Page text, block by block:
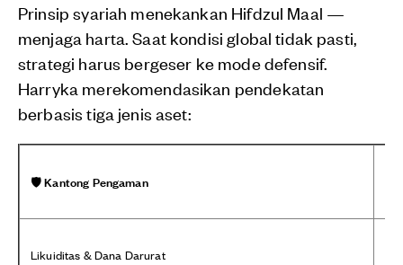
Prinsip syariah menekankan Hifdzul Maal —
menjaga harta. Saat kondisi global tidak pasti,
strategi harus bergeser ke mode defensif.
Harryka merekomendasikan pendekatan
berbasis tiga jenis aset:
🛡️ Kantong Pengaman
Likuiditas & Dana Darurat